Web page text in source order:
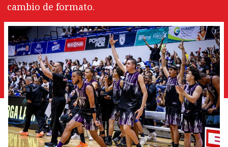
cambio de formato.